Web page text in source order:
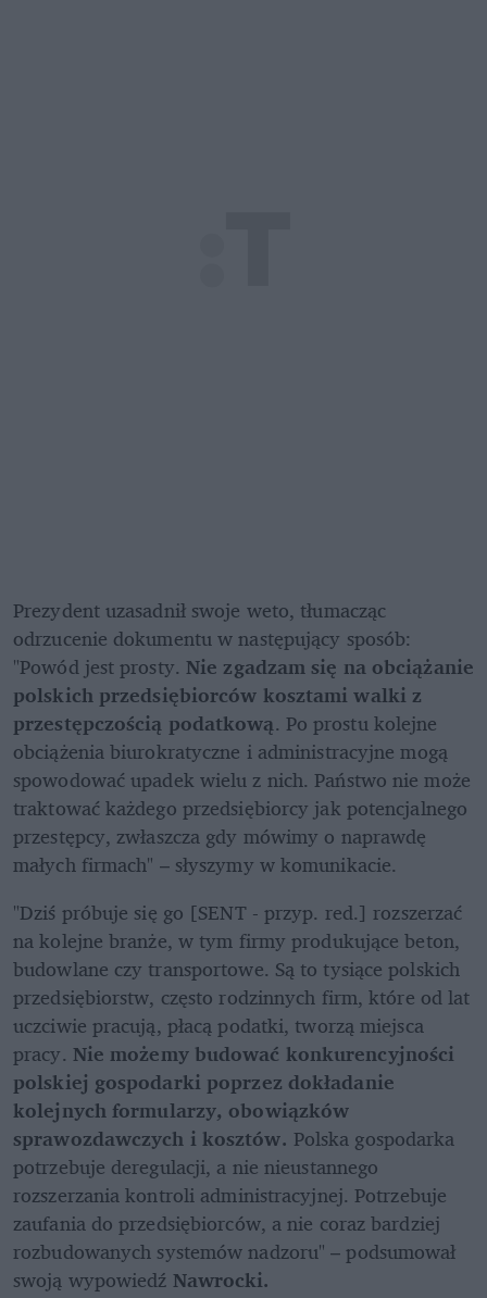
Prezydent uzasadnił swoje weto, tłumacząc
odrzucenie dokumentu w następujący sposób:
"Powód jest prosty. Nie zgadzam się na obciążanie
polskich przedsiębiorców kosztami walki z
przestępczością podatkową. Po prostu kolejne
obciążenia biurokratyczne i administracyjne mogą
spowodować upadek wielu z nich. Państwo nie może
traktować każdego przedsiębiorcy jak potencjalnego
przestępcy, zwłaszcza gdy mówimy o naprawdę
małych firmach" – słyszymy w komunikacie.
"Dziś próbuje się go [SENT - przyp. red.] rozszerzać
na kolejne branże, w tym firmy produkujące beton,
budowlane czy transportowe. Są to tysiące polskich
przedsiębiorstw, często rodzinnych firm, które od lat
uczciwie pracują, płacą podatki, tworzą miejsca
pracy. Nie możemy budować konkurencyjności
polskiej gospodarki poprzez dokładanie
kolejnych formularzy, obowiązków
sprawozdawczych i kosztów. Polska gospodarka
potrzebuje deregulacji, a nie nieustannego
rozszerzania kontroli administracyjnej. Potrzebuje
zaufania do przedsiębiorców, a nie coraz bardziej
rozbudowanych systemów nadzoru" – podsumował
swoją wypowiedź Nawrocki.